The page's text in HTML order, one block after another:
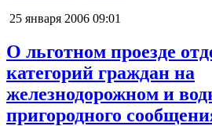
25 января 2006 09:01
О льготном проезде
категорий граждан на
железнодорожном и
пригородного